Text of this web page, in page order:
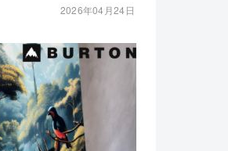
2026年04月24日